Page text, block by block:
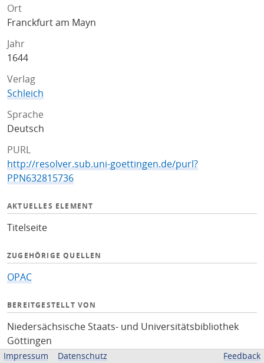
Ort
Franckfurt am Mayn
Jahr
1644
Verlag
Schleich
Sprache
Deutsch
PURL
http://resolver.sub.uni-goettingen.de/purl?
PPN632815736
AKTUELLES ELEMENT
Titelseite
ZUGEHÖRIGE QUELLEN
OPAC
BEREITGESTELLT VON
Niedersächsische Staats- und Universitätsbibliothek
Göttingen
Impressum Datenschutz Feedback